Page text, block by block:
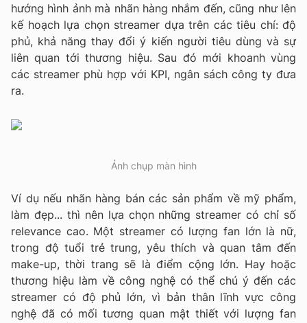
hướng hình ảnh mà nhãn hàng nhắm đến, cũng như lên
kế hoạch lựa chọn streamer dựa trên các tiêu chí: độ
phủ, khả năng thay đổi ý kiến người tiêu dùng và sự
liên quan tới thương hiệu. Sau đó mới khoanh vùng
các streamer phù hợp với KPI, ngân sách công ty đưa
ra.
Ảnh chụp màn hình
Ví dụ nếu nhãn hàng bán các sản phẩm về mỹ phẩm,
làm đẹp... thì nên lựa chọn những streamer có chỉ số
relevance cao. Một streamer có lượng fan lớn là nữ,
trong độ tuổi trẻ trung, yêu thích và quan tâm đến
make-up, thời trang sẽ là điểm cộng lớn. Hay hoặc
thương hiệu làm về công nghệ có thể chú ý đến các
streamer có độ phủ lớn, vì bản thân lĩnh vực công
nghệ đã có mối tương quan mật thiết với lượng fan